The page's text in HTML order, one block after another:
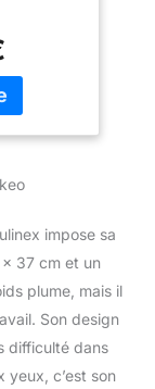
en
Cookeo
: 150
à
GUIDER :
pas à
de votre
impose sa
37 cm et un
plume, mais il
Son design
difficulté dans
yeux, c’est son